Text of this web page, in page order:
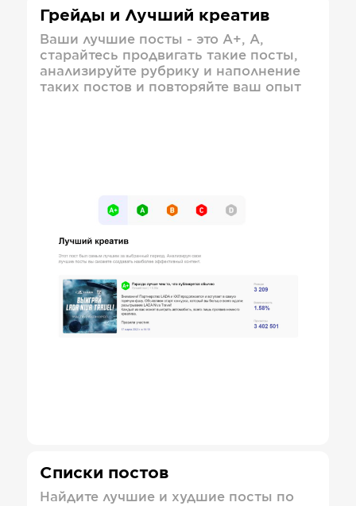
Грейды и Лучший креатив
Ваши лучшие посты - это А+, А,
старайтесь продвигать такие посты,
анализируйте рубрику и наполнение
таких постов и повторяйте ваш опыт
Списки постов
Найдите лучшие и худшие посты по